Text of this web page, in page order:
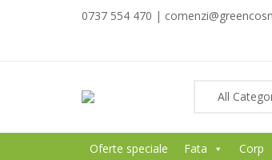
0737 554 470 |
Oferte speciale Fata Corp